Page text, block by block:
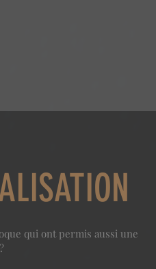
qui ont permis aussi une